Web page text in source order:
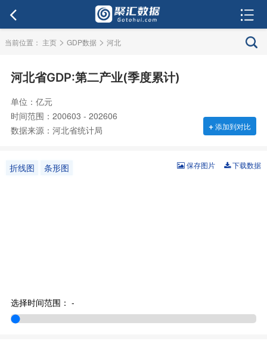
当前位置： 主页 > GDP数据 > 河北
河北省GDP:第二产业(季度累计)
单位：亿元
时间范围：200603 - 202606
数据来源：河北省统计局
+添加到对比
折线图 条形图 下载数据
保存图片
选择时间范围： -